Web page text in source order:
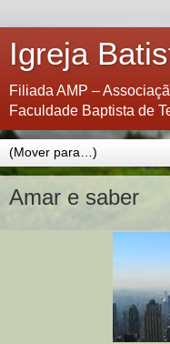
Igreja
Filiada AMP –
Faculdade Baptista de
Amar e saber